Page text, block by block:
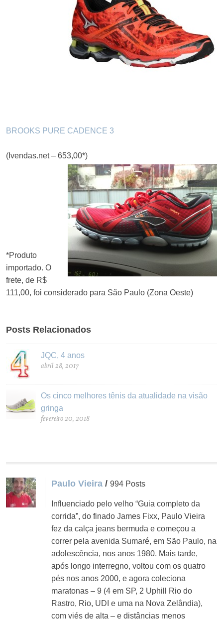
BROOKS PURE CADENCE 3
(Ivendas.net – 653,00*)
*Produto
importado. O
frete, de R$
111,00, foi considerado para São Paulo (Zona Oeste)
Posts Relacionados
JQC, 4 anos
abril 28, 2017
Os cinco melhores tênis da atualidade na visão
gringa
fevereiro 20, 2018
Paulo Vieira /994 Posts
Influenciado pelo velho “Guia completo da
corrida”, do finado James Fixx, Paulo Vieira
fez da calça jeans bermuda e começou a
correr pela avenida Sumaré, em São Paulo, na
adolescência, nos anos 1980. Mais tarde,
após longo interregno, voltou com os quatro
pés nos anos 2000, e agora coleciona
maratonas – 9 (4 em SP, 2 Uphill Rio do
Rastro, Rio, UDI e uma na Nova Zelândia),
com viés de alta – e distâncias menos